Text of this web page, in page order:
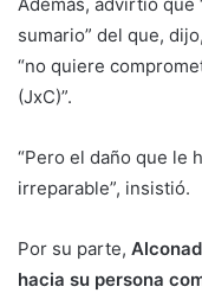
sumario” del que,
“no quiere
(JxC)”.
“Pero el daño que le
irreparable”, insistió.
Por su parte,
hacia su persona